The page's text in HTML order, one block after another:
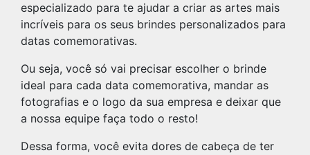
especializado para te ajudar a criar as artes mais
incríveis para os seus brindes personalizados para
datas comemorativas.
Ou seja, você só vai precisar escolher o brinde
ideal para cada data comemorativa, mandar as
fotografias e o logo da sua empresa e deixar que
a nossa equipe faça todo o resto!
Dessa forma, você evita dores de cabeça de ter